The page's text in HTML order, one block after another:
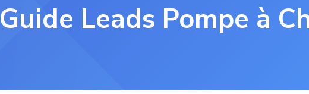
Guide Leads Pompe à